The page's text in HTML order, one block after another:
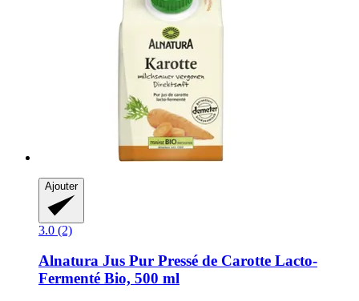
Ajouter
3.0 (2)
Alnatura Jus Pur Pressé de Carotte Lacto-​
Fermenté Bio, 500 ml